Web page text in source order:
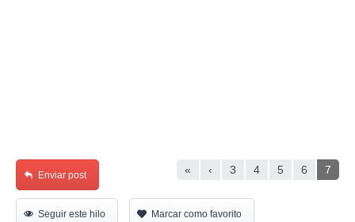
« ‹ 3 4 5 6 7
Enviar post
Seguir este hilo Marcar como favorito